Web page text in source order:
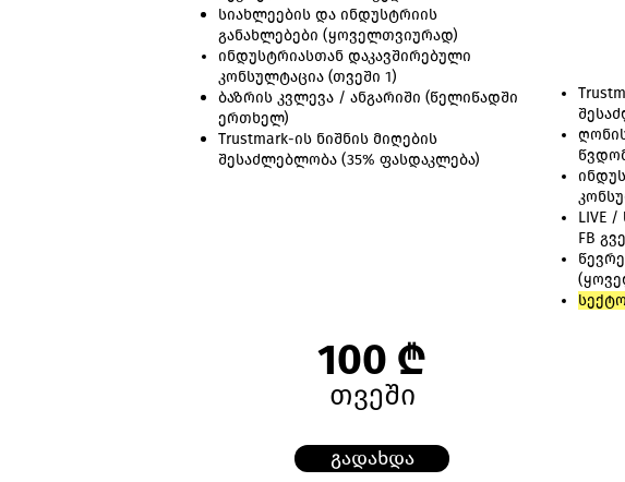
სიახლეების და ინდუსტრიის
განახლებები (ყოველთვიურად)
ინდუსტრიასთან დაკავშირებული
კონსულტაცია (თვეში 1)
ბაზრის კვლევა / ანგარიში (წელიწადში
ერთხელ)
Trustmark-ის ნიშნის მიღების
შესაძლებლობა (35% ფასდაკლება)
100 ₾
თვეში
გადახდა
LIVE
FB